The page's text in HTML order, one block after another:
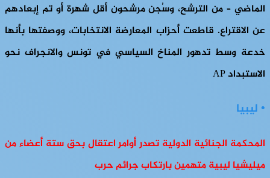
الماضي – من الترشح، وسُجن مرشحون أقل شهرة أو تم إبعادهم
عن الاقتراع. قاطعت أحزاب المعارضة الانتخابات، ووصفتها بأنها
خدعة وسط تدهور المناخ السياسي في تونس والانجراف نحو
الاستبداد AP
• ليبيا
المحكمة الجنائية الدولية تصدر أوامر اعتقال بحق ستة أعضاء من
ميليشيا ليبية متهمين بارتكاب جرائم حرب